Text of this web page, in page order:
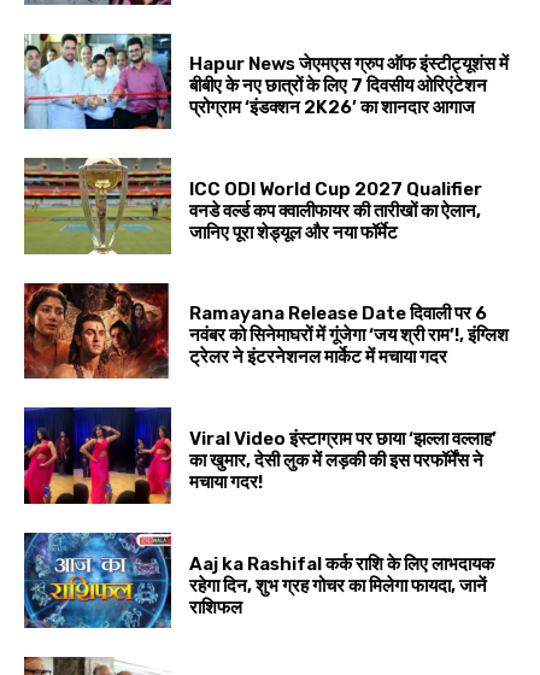
Hapur News जेएमएस ग्रुप ऑफ इंस्टीट्यूशंस में
बीबीए के नए छात्रों के लिए 7 दिवसीय ओरिएंटेशन
प्रोग्राम ‘इंडक्शन 2K26’ का शानदार आगाज
ICC ODI World Cup 2027 Qualifier
वनडे वर्ल्ड कप क्वालीफायर की तारीखों का ऐलान,
जानिए पूरा शेड्यूल और नया फॉर्मेट
Ramayana Release Date दिवाली पर 6
नवंबर को सिनेमाघरों में गूंजेगा ‘जय श्री राम’!, इंग्लिश
ट्रेलर ने इंटरनेशनल मार्केट में मचाया गदर
Viral Video इंस्टाग्राम पर छाया ‘झल्ला वल्लाह’
का खुमार, देसी लुक में लड़की की इस परफॉर्मेंस ने
मचाया गदर!
Aaj ka Rashifal कर्क राशि के लिए लाभदायक
रहेगा दिन, शुभ ग्रह गोचर का मिलेगा फायदा, जानें
राशिफल